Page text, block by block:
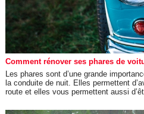
Comment rénover ses phares de
Les phares sont d’une grande
la conduite de nuit. Elles permettent
route et elles vous permettent aussi